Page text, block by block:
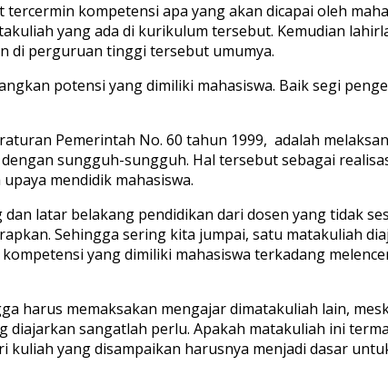
kompetensi apa yang akan dicapai oleh
yang ada di kurikulum tersebut. Kemudian
di perguruan tinggi tersebut umumya.
potensi yang dimiliki mahasiswa. Baik segi
Pemerintah No. 60 tahun 1999, adalah
sungguh-sungguh. Hal tersebut sebagai
mendidik mahasiswa.
latar belakang pendidikan dari dosen yang tidak
Sehingga sering kita jumpai, satu matakuliah
yang dimiliki mahasiswa terkadang
harus memaksakan mengajar dimatakuliah lain,
sangatlah perlu. Apakah matakuliah ini
yang disampaikan harusnya menjadi dasar